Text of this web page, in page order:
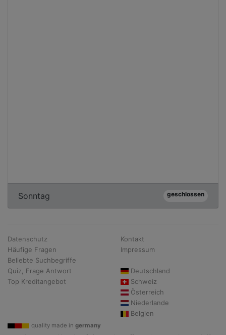
Sonntag geschlossen
Datenschutz
Häufige Fragen
Beliebte Suchbegriffe
Quiz, Frage Antwort
Top Kreditangebot
Kontakt
Impressum
Deutschland
Schweiz
Österreich
Niederlande
Belgien
quality made in germany